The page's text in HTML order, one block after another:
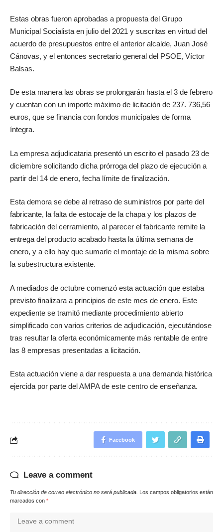
Estas obras fueron aprobadas a propuesta del Grupo
Municipal Socialista en julio del 2021 y suscritas en virtud del
acuerdo de presupuestos entre el anterior alcalde, Juan José
Cánovas, y el entonces secretario general del PSOE, Víctor
Balsas.
De esta manera las obras se prolongarán hasta el 3 de febrero
y cuentan con un importe máximo de licitación de 237. 736,56
euros, que se financia con fondos municipales de forma
íntegra.
La empresa adjudicataria presentó un escrito el pasado 23 de
diciembre solicitando dicha prórroga del plazo de ejecución a
partir del 14 de enero, fecha límite de finalización.
Esta demora se debe al retraso de suministros por parte del
fabricante, la falta de estocaje de la chapa y los plazos de
fabricación del cerramiento, al parecer el fabricante remite la
entrega del producto acabado hasta la última semana de
enero, y a ello hay que sumarle el montaje de la misma sobre
la subestructura existente.
A mediados de octubre comenzó esta actuación que estaba
previsto finalizara a principios de este mes de enero. Este
expediente se tramitó mediante procedimiento abierto
simplificado con varios criterios de adjudicación, ejecutándose
tras resultar la oferta económicamente más rentable de entre
las 8 empresas presentadas a licitación.
Esta actuación viene a dar respuesta a una demanda histórica
ejercida por parte del AMPA de este centro de enseñanza.
Facebook
Leave a comment
Tu dirección de correo electrónico no será publicada. Los campos obligatorios están
marcados con *